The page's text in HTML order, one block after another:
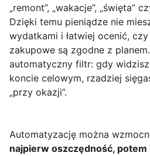
„remont”, „wakacje”, „święta”
Dzięki temu pieniądze nie
wydatkami i łatwiej ocenić,
zakupowe są zgodne z
automatyczny filtr: gdy
koncie celowym, rzadziej
„przy okazji”.
Automatyzację można
najpierw oszczędność, potem